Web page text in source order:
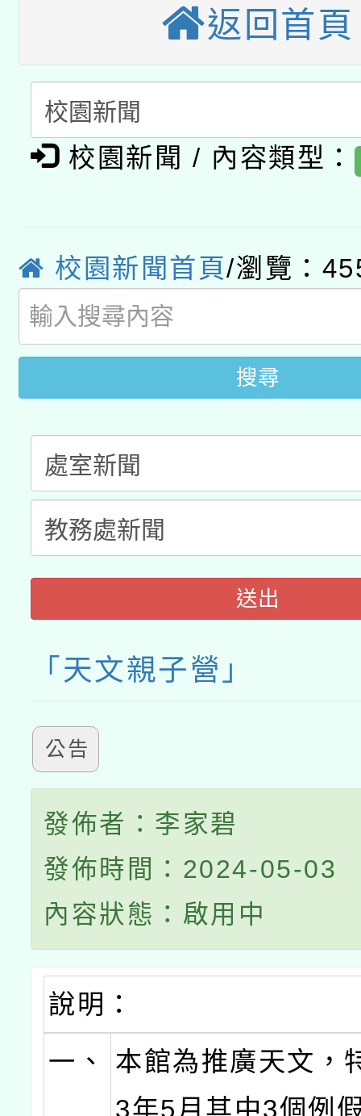
月28日止
開 智慧啟航」
「2026桃園藝術巡演
關事宜
國立臺灣師範大學辦理
年度健康促進學校輔導
函轉國家教育研究院中
原住民族教育政策研討
族教育國際趨勢與發展
轉知教育部國民及學前
新北市政府教育局辦
方素養工作坊新北場」
函轉國立臺灣師範大學
「族語學習班」招生簡
文教學共融平台-教案
件」活動簡章
教育部國民及學前教育
年度COVID-19疫苗接
接種對象擴大為「滿6
接種之民眾」措施，延
月28日止
返回首頁
校園新聞 / 內容類型：
校園新聞首頁/瀏覽：
搜尋
送出
「天文親子營」
公告
發佈者：李家碧
發佈時間：2024-05-03
內容狀態：啟用中
說明：
一、
本館為推廣天文，
3年5月其中3個例